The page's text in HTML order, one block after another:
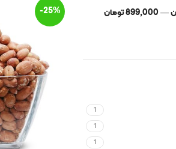
—899,000 تومان
1
1
1
-25%